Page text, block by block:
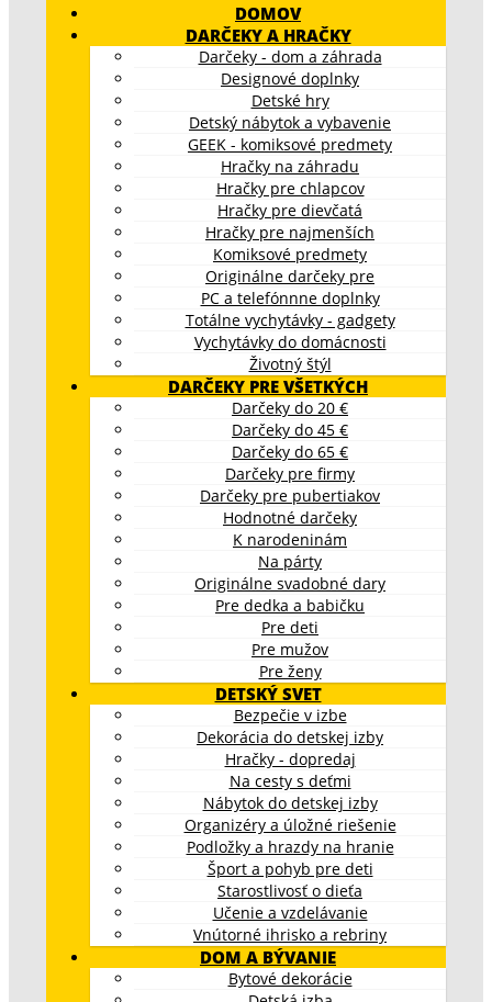
DOMOV
DARČEKY A HRAČKY
Darčeky - dom a záhrada
Designové doplnky
Detské hry
Detský nábytok a vybavenie
GEEK - komiksové predmety
Hračky na záhradu
Hračky pre chlapcov
Hračky pre dievčatá
Hračky pre najmenších
Komiksové predmety
Originálne darčeky pre
PC a telefónnne doplnky
Totálne vychytávky - gadgety
Vychytávky do domácnosti
Životný štýl
DARČEKY PRE VŠETKÝCH
Darčeky do 20 €
Darčeky do 45 €
Darčeky do 65 €
Darčeky pre firmy
Darčeky pre pubertiakov
Hodnotné darčeky
K narodeninám
Na párty
Originálne svadobné dary
Pre dedka a babičku
Pre deti
Pre mužov
Pre ženy
DETSKÝ SVET
Bezpečie v izbe
Dekorácia do detskej izby
Hračky - dopredaj
Na cesty s deťmi
Nábytok do detskej izby
Organizéry a úložné riešenie
Podložky a hrazdy na hranie
Šport a pohyb pre deti
Starostlivosť o dieťa
Učenie a vzdelávanie
Vnútorné ihrisko a rebriny
DOM A BÝVANIE
Bytové dekorácie